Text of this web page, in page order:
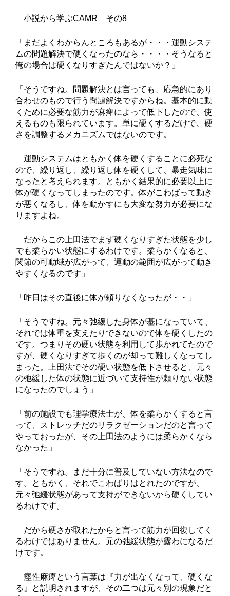
小説から学ぶCAMR その8
「まだよくわからんところもあるが・・・運動システ
ムの問題解決で硬くなったのなら・・・・そうなると
俺の場合は硬くなりすぎたんではないか？」
「そうですね。問題解決とは言っても、応急的にあり
合わせのもので行う問題解決ですからね。基本的に動
くために必要な筋力が麻痺によって低下したので、使
えるものも限られています。単に硬くするだけで、硬
さを調整するメカニズムではないのです。
運動システムはともかく体を硬くすることに必死な
ので、繰り返し、繰り返し体を硬くして、暴走気味に
なったと考えられます。ともかく結果的に必要以上に
体が硬くなってしまったのです。体がこわばって動き
が悪くなるし、体を動かすにも大変な努力が必要にな
りますよね。
だからこの上田法でまず硬くなりすぎた状態を少し
でも柔らかい状態にするわけです。柔らかくなると、
関節の可動域が広がって、運動の範囲が広がって動き
やすくなるのです」
「昨日はその直後に体が頼りなくなったが・・」
「そうですね。元々弛緩した身体が基になっていて、
それでは体重を支えたりできないので体を硬くしたの
です。つまりその硬い状態を利用して歩かれてたので
すが、硬くなりすぎて歩くのが却って難しくなってし
まった。上田法でその硬い状態を低下させると、元々
の弛緩した体の状態に近づいて支持性が頼りない状態
になったのでしょう」
「前の施設でも理学療法士が、体を柔らかくすると言
って、ストレッチだのリラクゼーションだのと言って
やっておったが、その上田法のようには柔らかくなら
なかった」
「そうですね。まだ十分に普及していない方法なので
す。ともかく、それでこわばりはとれたのですが、
元々弛緩状態があって支持ができないから硬くしてい
るわけです。
だから硬さが取れたからと言って筋力が回復してく
るわけではありません。元の弛緩状態が露わになるだ
けです。
痙性麻痺という言葉は『力が出なくなって、硬くな
る』と説明されますが、その二つは元々別の現象だと